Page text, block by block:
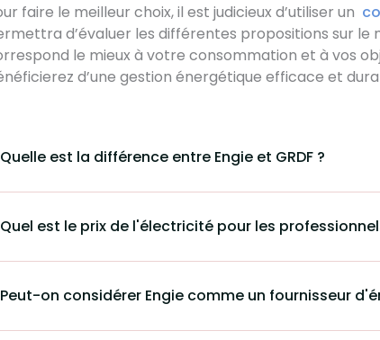
faire le meilleur choix, il est judicieux d’utiliser un
d’évaluer les différentes propositions sur
le mieux à votre consommation et à vos
d’une gestion énergétique efficace et
Quelle est la différence entre Engie et GRDF ?
Quel est le prix de l'électricité pour les
Peut-on considérer Engie comme un fournisseur